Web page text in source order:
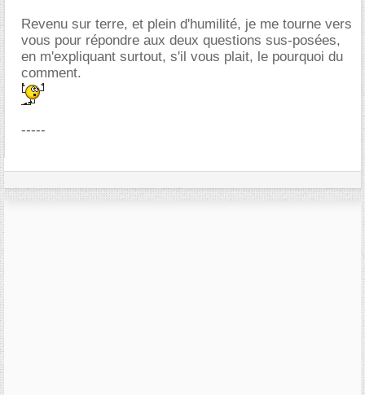
Revenu sur terre, et plein d'humilité, je me tourne vers
vous pour répondre aux deux questions sus-posées,
en m'expliquant surtout, s'il vous plait, le pourquoi du
comment.
-----